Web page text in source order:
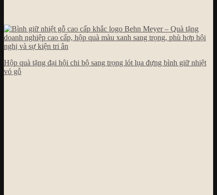
Hộp quà tặng đại hội chi bộ sang trọng lót lụa đựng bình giữ nhiệt
vỏ gỗ